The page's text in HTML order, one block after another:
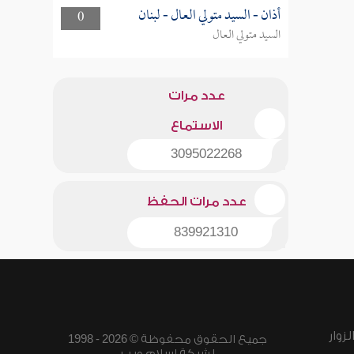
0
أذان - السيد متولي العال - لبنان
السيد متولي العال
عدد مرات
الاستماع
3095022268
عدد مرات الحفظ
839921310
جميع الحقوق محفوظة © 2026 - 1998